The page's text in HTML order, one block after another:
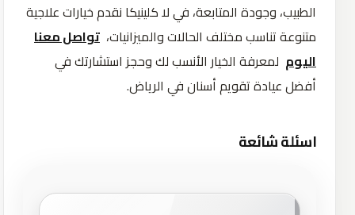
الطبيب، وجودة المتابعة، في لا كلينيكا نقدم خيارات علاجية
متنوعة تناسب مختلف الحالات والميزانيات، تواصل معنا
اليوم لمعرفة الخيار الأنسب لك وحجز استشارتك في
أفضل عيادة تقويم أسنان في الرياض.
اسئلة شائعة